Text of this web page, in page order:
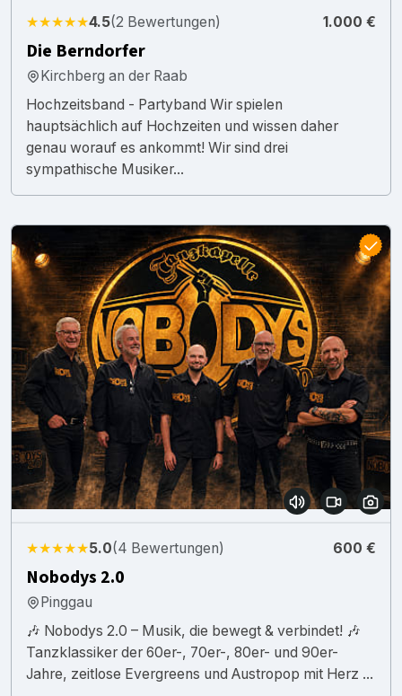
★★★★★4.5(2 Bewertungen) 1.000 €
Die Berndorfer
Kirchberg an der Raab
Hochzeitsband - Partyband Wir spielen
hauptsächlich auf Hochzeiten und wissen daher
genau worauf es ankommt! Wir sind drei
sympathische Musiker...
★★★★★5.0(4 Bewertungen) 600 €
Nobodys 2.0
Pinggau
🎶 Nobodys 2.0 – Musik, die bewegt & verbindet! 🎶
Tanzklassiker der 60er-, 70er-, 80er- und 90er-
Jahre, zeitlose Evergreens und Austropop mit Herz ...